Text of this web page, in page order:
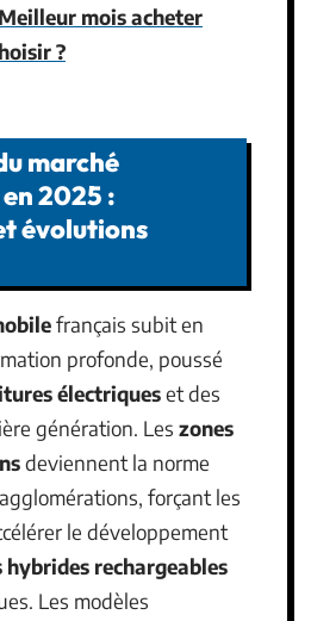
Meilleur mois acheter
?
marché
2025 :
évolutions
français subit en
profonde, poussé
électriqueset des
génération. Les zones
deviennent la norme
forçant les
le développement
rechargeables
Les modèles